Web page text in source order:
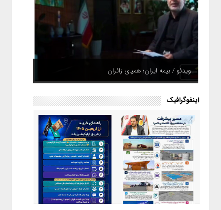
ویدئو / بیمه ایران؛ همپای زائران
اینفوگرافیک